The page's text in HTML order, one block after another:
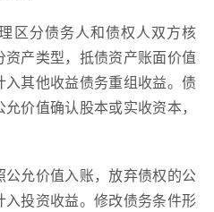
区分债务人和债权人双方核
产类型，抵债资产账面价值
其他收益债务重组收益。债
价值确认股本或实收资本，
允价值入账，放弃债权的公
投资收益。修改债务条件形